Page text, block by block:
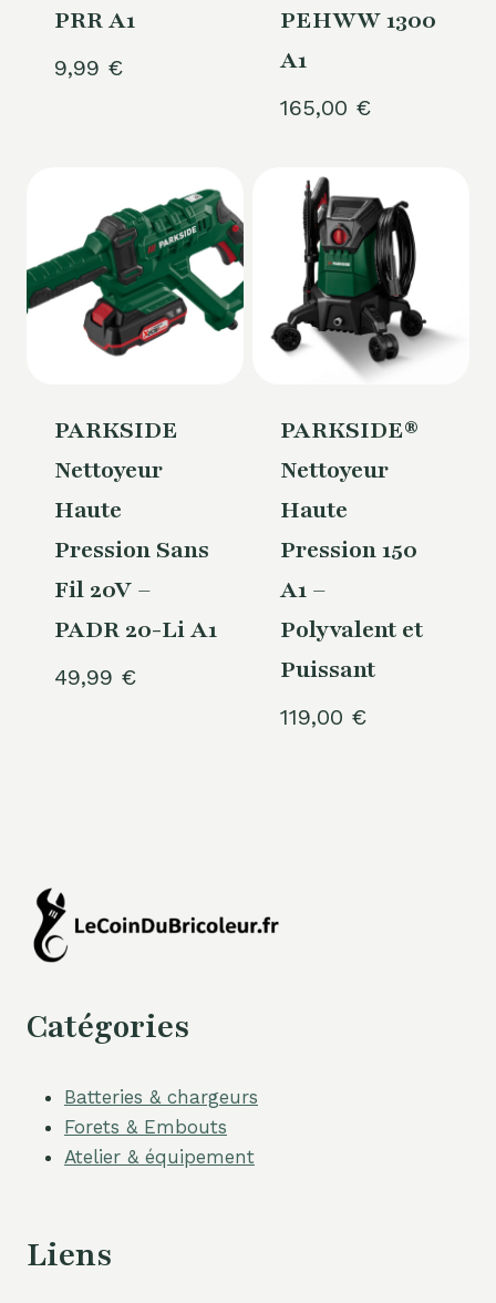
PRR A1
9,99 €
PEHWW 1300
A1
165,00 €
PARKSIDE
Nettoyeur
Haute
Pression Sans
Fil 20V –
PADR 20-Li A1
49,99 €
PARKSIDE®
Nettoyeur
Haute
Pression 150
A1 –
Polyvalent et
Puissant
119,00 €
Catégories
Batteries & chargeurs
Forets & Embouts
Atelier & équipement
Liens